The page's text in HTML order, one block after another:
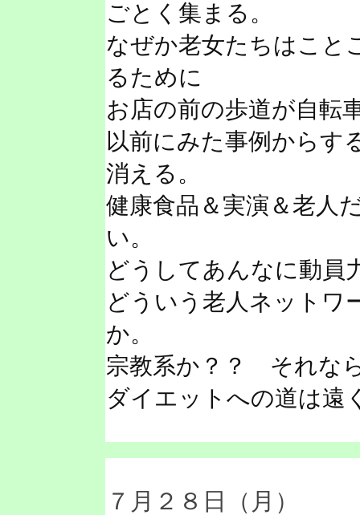
ごとく集まる。
なぜか老女たちはこと
るために
お店の前の歩道が自転
以前にみた事例から
消える。
健康食品＆実演＆老人
い。
どうしてあんなに動員
どういう老人ネットワ
か。
宗教系か？？ それな
ダイエットへの道は遠
７月２８日（月）